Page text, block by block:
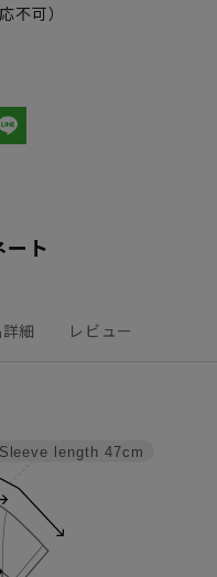
不可）
ート
細 レビュー
Sleeve length 47cm